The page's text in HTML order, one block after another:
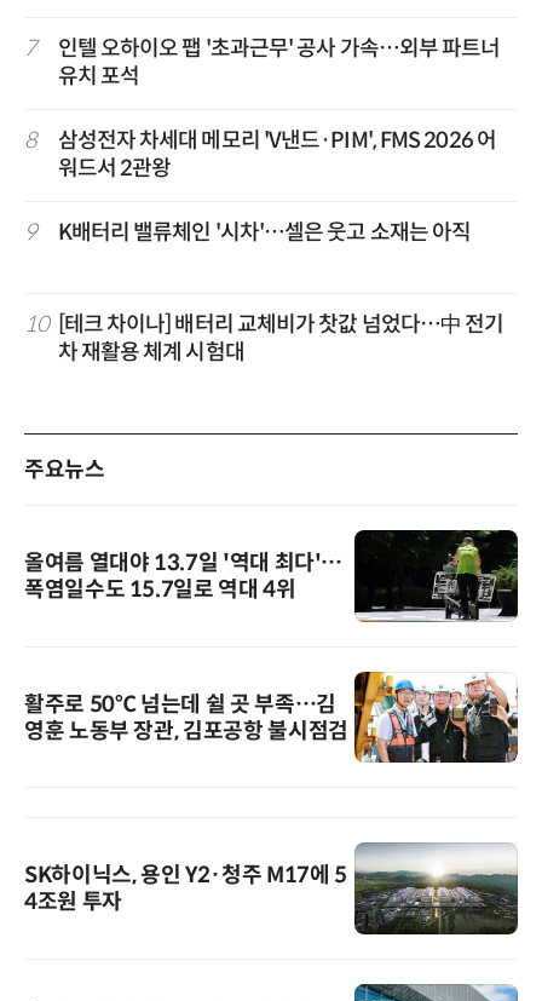
7
인텔 오하이오 팹 '초과근무' 공사 가속…외부 파트너
유치 포석
8
삼성전자 차세대 메모리 'V낸드·PIM', FMS 2026 어
워드서 2관왕
9 K배터리 밸류체인 '시차'…셀은 웃고 소재는 아직
10
[테크 차이나] 배터리 교체비가 찻값 넘었다…中 전기
차 재활용 체계 시험대
주요뉴스
올여름 열대야 13.7일 '역대 최다'…
폭염일수도 15.7일로 역대 4위
활주로 50℃ 넘는데 쉴 곳 부족…김
영훈 노동부 장관, 김포공항 불시점검
SK하이닉스, 용인 Y2·청주 M17에 5
4조원 투자